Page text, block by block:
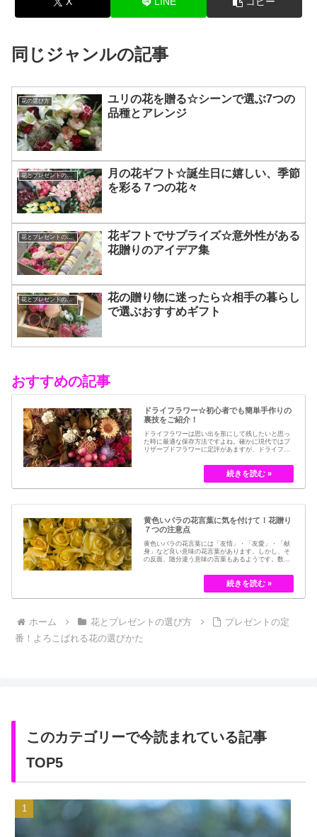
同じジャンルの記事
花の選び方
ユリの花を贈る☆シーンで選ぶ7つの
品種とアレンジ
花とプレゼントの選び方
月の花ギフト☆誕生日に嬉しい、季節
を彩る７つの花々
花とプレゼントの選び方
花ギフトでサプライズ☆意外性がある
花贈りのアイデア集
花とプレゼントの選び方
花の贈り物に迷ったら☆相手の暮らし
で選ぶおすすめギフト
おすすめの記事
ドライフラワー☆初心者でも簡単手作りの
裏技をご紹介！
ドライフラワーは思い出を形にして残したいと思っ
た時に最適な保存方法ですよね。確かに現代ではブ
リザーブドフラワーに定評があますが、ドライフラ
とつです。結婚式のブーケなどに使われた花など、
今では押し花のサービスが有名ですが、昔はドライ
フラワーでも保存されてきました。30代以降の…
黄色いバラの花言葉に気を付けて！花贈り
７つの注意点
黄色いバラの花言葉には「友情」・「友愛」・「献
身」など良い意味の花言葉があります。しかし、そ
の反面、随分違う意味の言葉もあるようです。数多
ローズである「ハイブリット・ティー」の中には、
黄色のバラというのは、存在していませんでした。
しかし、フランスの園芸家ジョセフ・ペルネ＝デ…
ホーム 花とプレゼントの選び方
プレゼントの定
番！よろこばれる花の選びかた
このカテゴリーで今読まれている記事
TOP5